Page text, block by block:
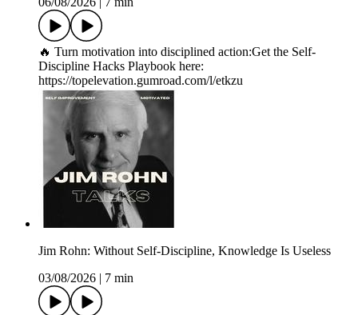
🔥 Turn motivation into disciplined action:Get the Self-
Discipline Hacks Playbook here:
https://topelevation.gumroad.com/l/etkzu
Jim Rohn: Without Self-Discipline, Knowledge Is Useless
03/08/2026
7 min